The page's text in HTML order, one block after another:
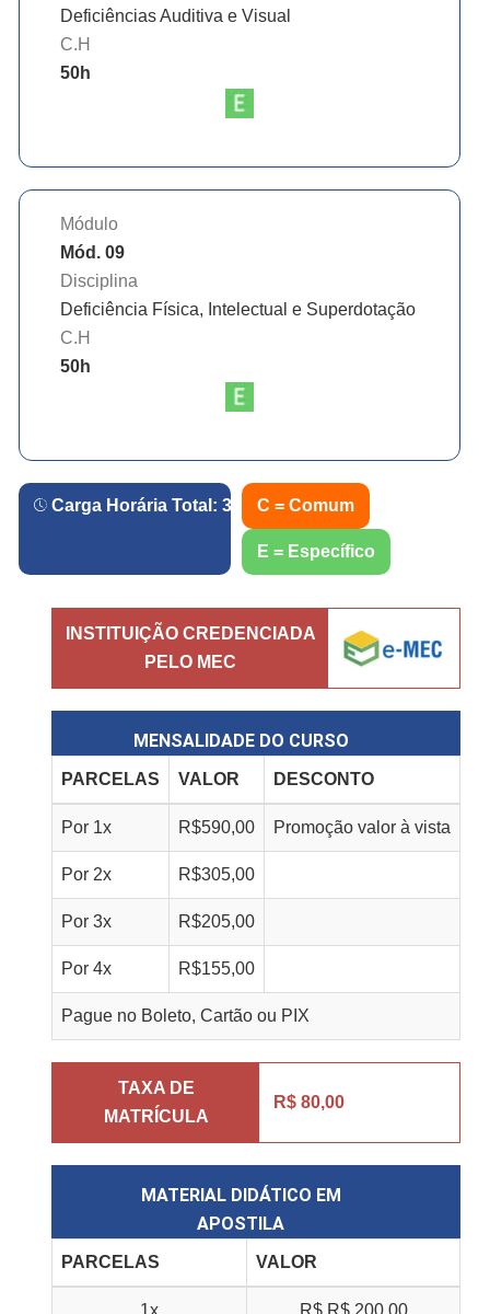
Deficiências Auditiva e Visual
C.H
50h
Módulo
Mód. 09
Disciplina
Deficiência Física, Intelectual e Superdotação
C.H
50h
Carga Horária Total: 360 h.
C = Comum
E = Específico
INSTITUIÇÃO CREDENCIADA
PELO MEC
MENSALIDADE DO CURSO
PARCELAS VALOR DESCONTO
Por 1x R$590,00 Promoção valor à vista
Por 2x R$305,00
Por 3x R$205,00
Por 4x R$155,00
Pague no Boleto, Cartão ou PIX
TAXA DE
MATRÍCULA
R$ 80,00
MATERIAL DIDÁTICO EM
APOSTILA
PARCELAS VALOR